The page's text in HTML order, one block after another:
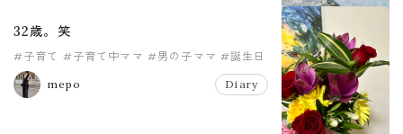
32歳。笑
#子育て #子育て中ママ #男の子ママ #誕生日
mepo Diary